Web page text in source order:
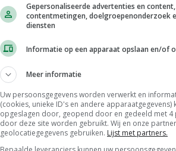
Vlaggetjes in land
Deventer
Weipoeder
Zuivel weekprijzen
€
Boeren Gouda 12 kg
Gepersonaliseerde advertenties en
contentmetingen, doelgroepenonderzoek
diensten
Informatie op een apparaat opslaan en/of
Meer informatie
Uw persoonsgegevens worden verwerkt en
(cookies, unieke ID's en andere apparaatgegevens)
opgeslagen door, geopend door en gedeeld met 4
door deze site worden gebruikt. Wij en onze
geolocatiegegevens gebruiken. Lijst met partners.